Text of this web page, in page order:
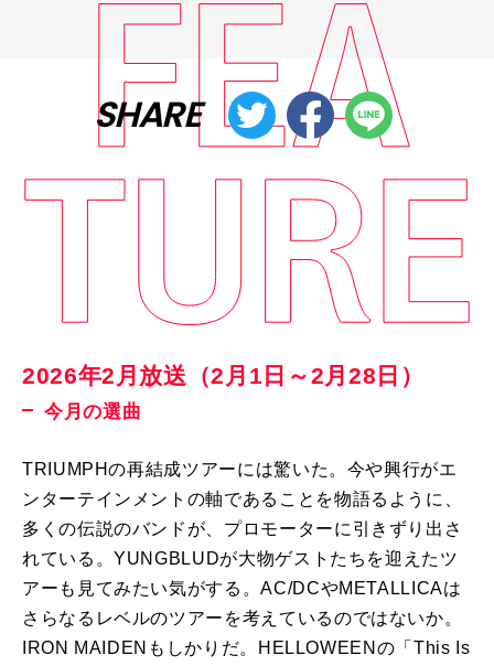
SHARE
2026年2月放送（2月1日～2月28日）
今月の選曲
TRIUMPHの再結成ツアーには驚いた。今や興行がエ
ンターテインメントの軸であることを物語るように、
多くの伝説のバンドが、プロモーターに引きずり出さ
れている。YUNGBLUDが大物ゲストたちを迎えたツ
アーも見てみたい気がする。AC/DCやMETALLICAは
さらなるレベルのツアーを考えているのではないか。
IRON MAIDENもしかりだ。HELLOWEENの「This Is